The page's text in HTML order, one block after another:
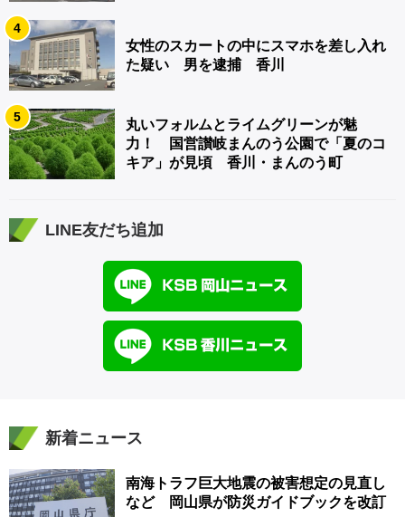
4
女性のスカートの中にスマホを差し入れ
た疑い 男を逮捕 香川
5
丸いフォルムとライムグリーンが魅
力！ 国営讃岐まんのう公園で「夏のコ
キア」が見頃 香川・まんのう町
LINE友だち追加
新着ニュース
南海トラフ巨大地震の被害想定の見直し
など 岡山県が防災ガイドブックを改訂